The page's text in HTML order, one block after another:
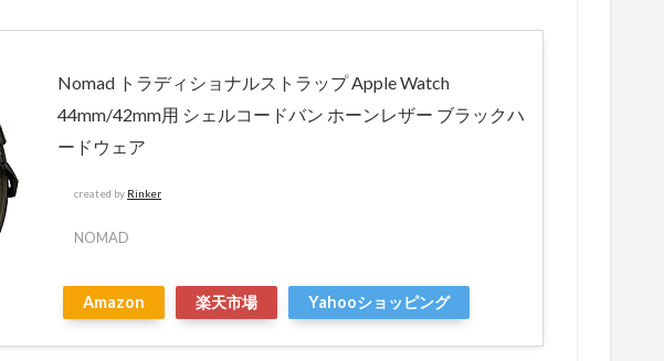
Nomad トラディショナルストラップ Apple Watch
44mm/42mm用 シェルコードバン ホーンレザー ブラックハ
ードウェア
created by Rinker
NOMAD
Amazon 楽天市場 Yahooショッピング